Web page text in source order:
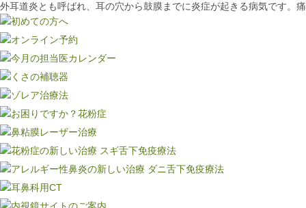
外耳道炎とも呼ばれ、耳の穴から鼓膜までに炎症が起きる病気です。